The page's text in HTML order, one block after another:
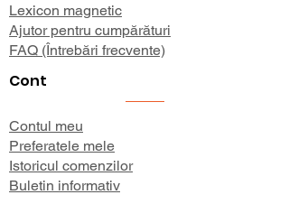
Lexicon magnetic
Ajutor pentru cumpărături
FAQ (Întrebări frecvente)
Cont
Contul meu
Preferatele mele
Istoricul comenzilor
Buletin informativ